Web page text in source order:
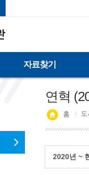
자료찾기
연혁
홈
2020년 ~